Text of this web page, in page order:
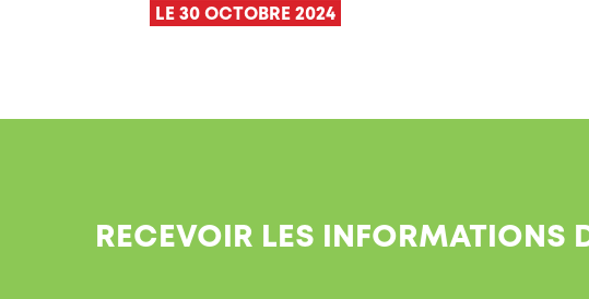
LE 30 OCTOBRE 2024
RECEVOIR LES INFORMATIONS